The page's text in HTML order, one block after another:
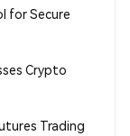
for Secure
Crypto
Trading